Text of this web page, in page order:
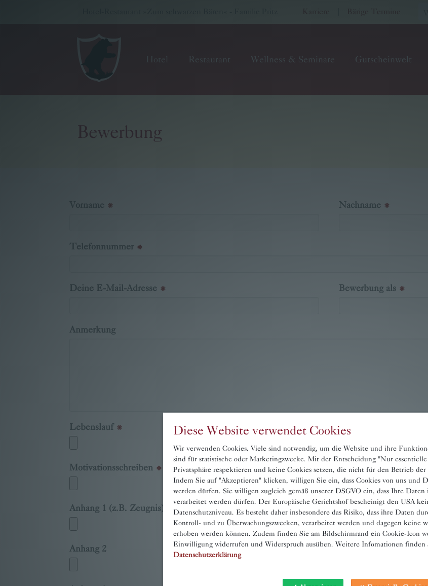
Hotel Restaurant Wellness & Seminare Gutscheinwelt
Bewerbung
Vorname Nachname
Telefonnummer
Deine E-Mail-Adresse Bewerbung als
Anmerkung
Lebenslauf
Motivationsschreiben
Anhang 1 (z.B. Zeugnis)
Anhang 2
Diese Website verwendet Cookies
Wir verwenden Cookies. Viele sind notwendig, um die Website und ihre
sind für statistische oder Marketingzwecke. Mit der Entscheidung "Nur
Privatsphäre respektieren und keine Cookies setzen, die nicht für den Betrieb
Indem Sie auf "Akzeptieren" klicken, willigen Sie ein, dass Cookies von uns und
werden dürfen. Sie willigen zugleich gemäß unserer DSGVO ein, dass Ihre Daten
verarbeitet werden dürfen. Der Europäische Gerichtshof bescheinigt den USA
Datenschutzniveau. Es besteht daher insbesondere das Risiko, dass ihre Daten
Kontroll- und zu Überwachungszwecken, verarbeitet werden und dagegen keine
erhoben werden können. Zudem finden Sie am Bildschirmrand ein Cookie-Icon
Einwilligung widerrufen und Widerspruch ausüben. Weitere Infomationen finden
Datenschutzerklärung